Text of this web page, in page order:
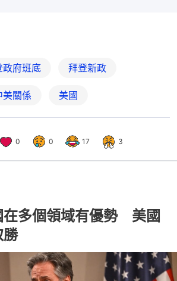
政府班底 拜登新政
美關係 美國
0 0 17 3
在多個領域有優勢 美國
勝